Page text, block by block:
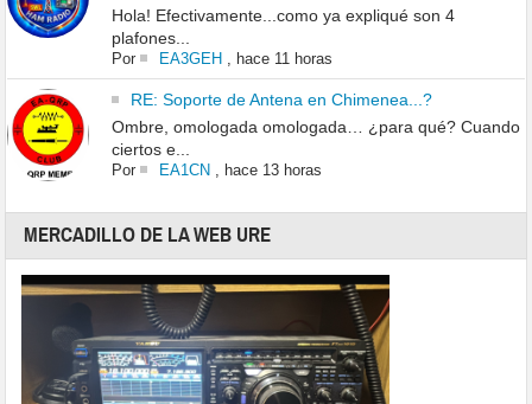
Hola! Efectivamente...como ya expliqué son 4
plafones...
Por EA3GEH , hace 11 horas
RE: Soporte de Antena en Chimenea...?
Ombre, omologada omologada… ¿para qué? Cuando
ciertos e...
Por EA1CN , hace 13 horas
MERCADILLO DE LA WEB URE